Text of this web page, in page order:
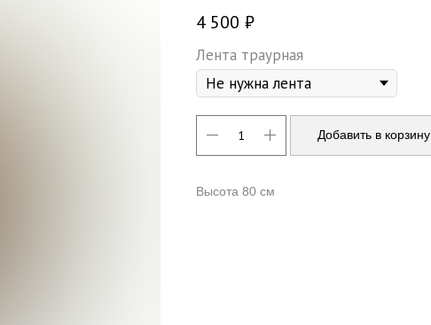
4 500 ₽
Лента траурная
Добавить в корзину
Высота 80 см